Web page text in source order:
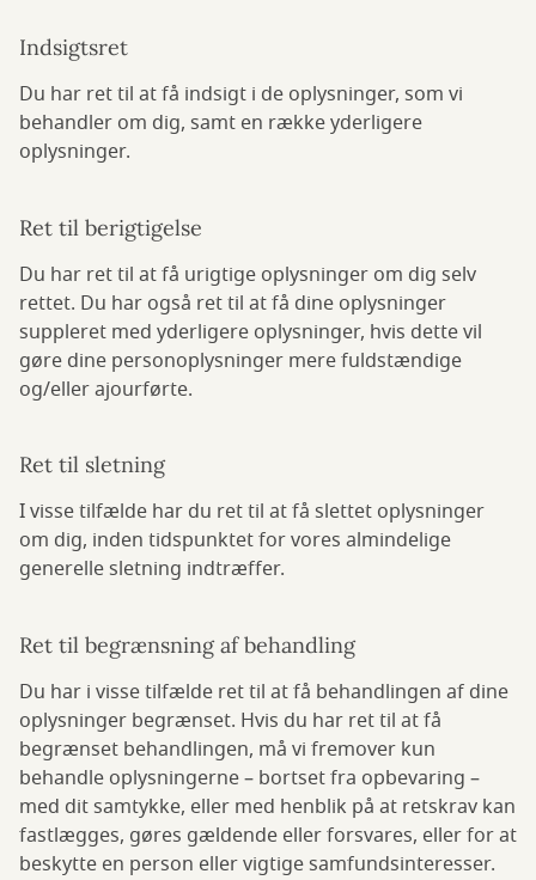
Indsigtsret
Du har ret til at få indsigt i de oplysninger, som vi
behandler om dig, samt en række yderligere
oplysninger.
Ret til berigtigelse
Du har ret til at få urigtige oplysninger om dig selv
rettet. Du har også ret til at få dine oplysninger
suppleret med yderligere oplysninger, hvis dette vil
gøre dine personoplysninger mere fuldstændige
og/eller ajourførte.
Ret til sletning
I visse tilfælde har du ret til at få slettet oplysninger
om dig, inden tidspunktet for vores almindelige
generelle sletning indtræffer.
Ret til begrænsning af behandling
Du har i visse tilfælde ret til at få behandlingen af dine
oplysninger begrænset. Hvis du har ret til at få
begrænset behandlingen, må vi fremover kun
behandle oplysningerne – bortset fra opbevaring –
med dit samtykke, eller med henblik på at retskrav kan
fastlægges, gøres gældende eller forsvares, eller for at
beskytte en person eller vigtige samfundsinteresser.